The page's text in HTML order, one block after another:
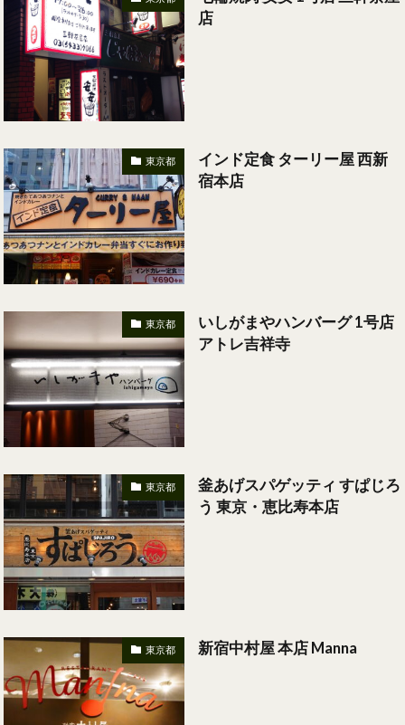
店
東京都
インド定食 ターリー屋 西新
宿本店
東京都
いしがまやハンバーグ 1号店
アトレ吉祥寺
東京都
釜あげスパゲッティ すぱじろ
う 東京・恵比寿本店
東京都 新宿中村屋 本店 Manna